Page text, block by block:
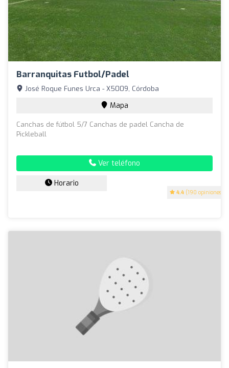
Barranquitas Futbol/Padel
4.4 (190 opiniones)
José Roque Funes Urca - X5009, Córdoba
Mapa
Canchas de fútbol 5/7 Canchas de padel Cancha de
Pickleball
Ver teléfono
Horario